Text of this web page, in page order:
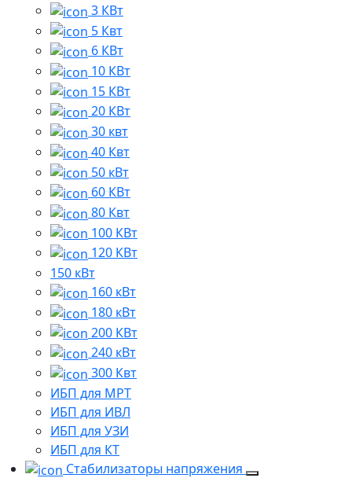
3 КВт
5 Квт
6 КВт
10 КВт
15 КВт
20 КВт
30 квт
40 Квт
50 кВт
60 КВт
80 Квт
100 КВт
120 КВт
150 кВт
160 кВт
180 кВт
200 КВт
240 кВт
300 Квт
ИБП для МРТ
ИБП для ИВЛ
ИБП для УЗИ
ИБП для КТ
Стабилизаторы напряжения